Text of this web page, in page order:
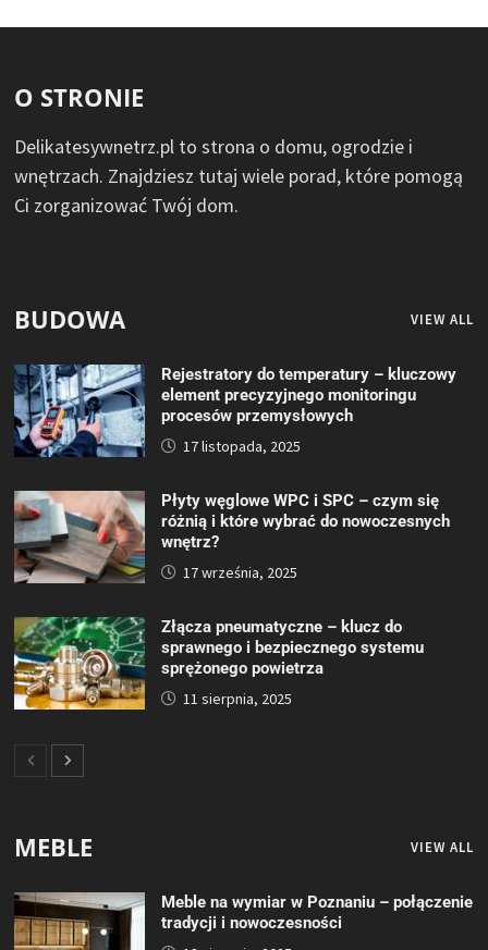
O STRONIE
Delikatesywnetrz.pl to strona o domu, ogrodzie i
wnętrzach. Znajdziesz tutaj wiele porad, które pomogą
Ci zorganizować Twój dom.
BUDOWA VIEW ALL
Rejestratory do temperatury – kluczowy
element precyzyjnego monitoringu
procesów przemysłowych
17 listopada, 2025
Płyty węglowe WPC i SPC – czym się
różnią i które wybrać do nowoczesnych
wnętrz?
17 września, 2025
Złącza pneumatyczne – klucz do
sprawnego i bezpiecznego systemu
sprężonego powietrza
11 sierpnia, 2025
MEBLE VIEW ALL
Meble na wymiar w Poznaniu – połączenie
tradycji i nowoczesności